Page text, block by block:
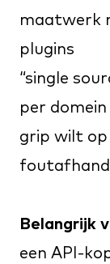
maatwerk
plugins
“single
per
grip wilt op
Belangrijk
een API-